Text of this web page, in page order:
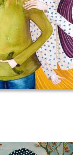
Les 3 sœurs